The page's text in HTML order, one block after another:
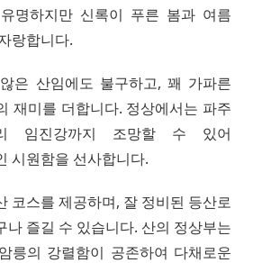
명하지만 신록이 푸른 봄과 여름
랑합니다.
은 산임에도 불구하고, 꽤 가파른
재미를 더합니다. 정상에서는 파주
임진강까지 조망할 수 있어
시원함을 선사합니다.
코스를 제공하며, 잘 정비된 등산로
나 즐길 수 있습니다. 산의 정상부는
릉의 강렬함이 공존하여 다채로운